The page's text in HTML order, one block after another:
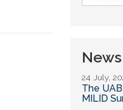
form
News
24 July,
The
MILID